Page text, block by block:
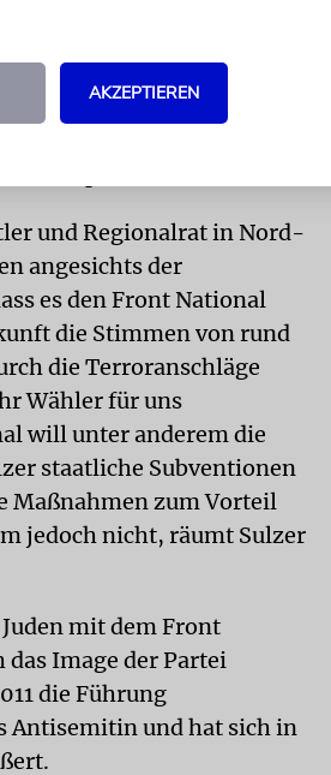
ist kurzsichtig.«
gibt es Juden, die bei den
sondern sogar für die
und Regionalrat in Nord-
angesichts der
es den Front National
die Stimmen von rund
die Terroranschläge
Wähler für uns
will unter anderem die
staatliche Subventionen
Maßnahmen zum Vorteil
jedoch nicht, räumt Sulzer
mit dem Front
Image der Partei
die Führung
Antisemitin und hat sich in
AKZEPTIEREN